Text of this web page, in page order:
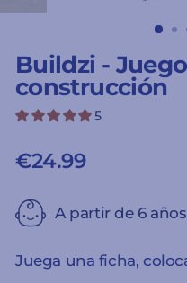
Buildzi -
construcción
5
€24.99
A partir de 6 años
Juega una ficha,